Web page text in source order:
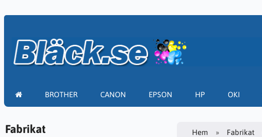
BROTHER CANON EPSON HP OKI
Fabrikat Hem Fabrikat